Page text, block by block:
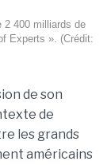
2 400 milliards de
Experts ». (Crédit:
de son
de
les grands
américains